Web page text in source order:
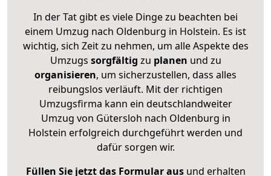
In der Tat gibt es viele Dinge zu beachten bei
einem Umzug nach Oldenburg in Holstein. Es ist
wichtig, sich Zeit zu nehmen, um alle Aspekte des
Umzugs sorgfältig zu planen und zu
organisieren, um sicherzustellen, dass alles
reibungslos verläuft. Mit der richtigen
Umzugsfirma kann ein deutschlandweiter
Umzug von Gütersloh nach Oldenburg in
Holstein erfolgreich durchgeführt werden und
dafür sorgen wir.
Füllen Sie jetzt das Formular ausund erhalten